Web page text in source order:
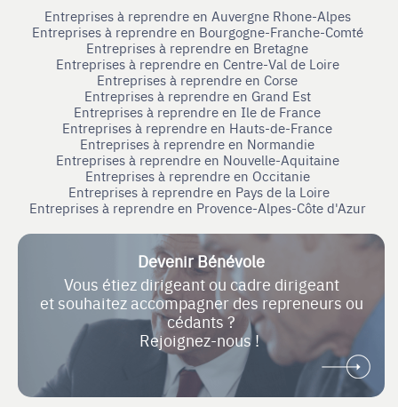
Entreprises à reprendre en Auvergne Rhone-Alpes
Entreprises à reprendre en Bourgogne-Franche-Comté
Entreprises à reprendre en Bretagne
Entreprises à reprendre en Centre-Val de Loire
Entreprises à reprendre en Corse
Entreprises à reprendre en Grand Est
Entreprises à reprendre en Ile de France
Entreprises à reprendre en Hauts-de-France
Entreprises à reprendre en Normandie
Entreprises à reprendre en Nouvelle-Aquitaine
Entreprises à reprendre en Occitanie
Entreprises à reprendre en Pays de la Loire
Entreprises à reprendre en Provence-Alpes-Côte d'Azur
Devenir Bénévole
Vous étiez dirigeant ou cadre dirigeant
et souhaitez accompagner des repreneurs ou
cédants ?
Rejoignez-nous !